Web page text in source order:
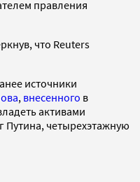
правления
что Reuters
источники
, внесенного в
активами
Путина, четырехэтажную